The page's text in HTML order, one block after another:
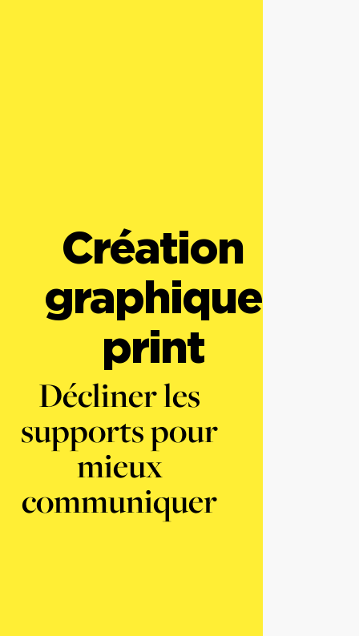
Création
graphique
print
Décliner les
supports pour
mieux
communiquer